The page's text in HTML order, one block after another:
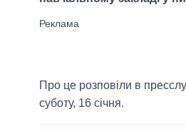
Про це розповіли в
суботу, 16 січня.